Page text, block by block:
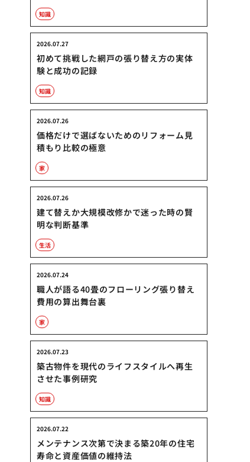
知識
初めて挑戦した網戸の張り替え方の実体
験と成功の記録
2026.07.27
知識
価格だけで選ばないためのリフォーム見
積もり比較の極意
2026.07.26
家
建て替えか大規模改修かで迷った時の賢
明な判断基準
2026.07.26
生活
職人が語る40畳のフローリング張り替え
費用の算出舞台裏
2026.07.24
家
築古物件を現代のライフスタイルへ再生
させた事例研究
2026.07.23
知識
メンテナンス次第で決まる築20年の住宅
寿命と資産価値の維持法
2026.07.22